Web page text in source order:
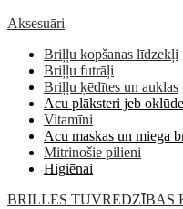
Aksesuāri
Briļļu kopšanas līdzekļi
Briļļu futrāļi
Briļļu ķēdītes un auklas
Acu plāksteri jeb
Vitamīni
Acu maskas un miega
Mitrinošie pilieni
Higiēnai
BRILLES TUVREDZĪBAS